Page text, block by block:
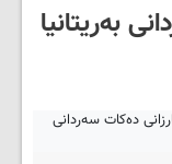
به‌ریتانیا